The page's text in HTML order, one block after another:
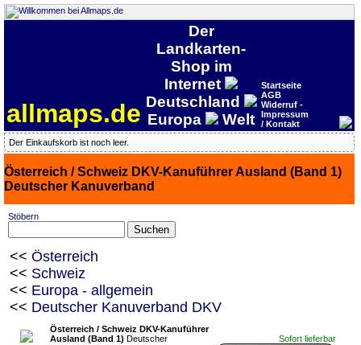
allmaps.de
Der
Landkarten-
Shop im
Internet
Deutschland
Europa
Welt
Startseite
AGB
Widerruf -
Impressum
/ Kontakt
Der Einkaufskorb ist noch leer.
Österreich / Schweiz DKV-Kanuführer Ausland (Band 1)
Deutscher Kanuverband
Stöbern
<< Österreich
<< Schweiz
<< Europa - allgemein
<< Deutscher Kanuverband DKV
Österreich / Schweiz DKV-Kanuführer
Ausland (Band 1) Deutscher
Sofort lieferbar